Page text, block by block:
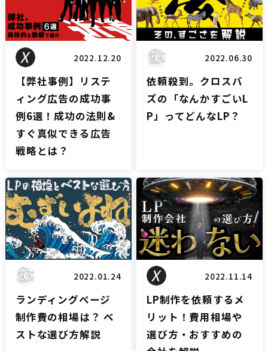
2022.12.20
【弊社事例】リステ
ィング広告の成功事
例6選！成功の法則&
すぐ真似できる広告
戦略とは？
2022.06.30
依頼殺到。クロスバ
ズの「なんかすごいL
P」ってどんなLP？
LPブログ
2022.01.24
ランディングページ
制作費の相場は？ ベ
ストな選び方解説
LPブログ
2022.11.14
LP制作を依頼するメ
リット！費用相場や
選び方・おすすめの